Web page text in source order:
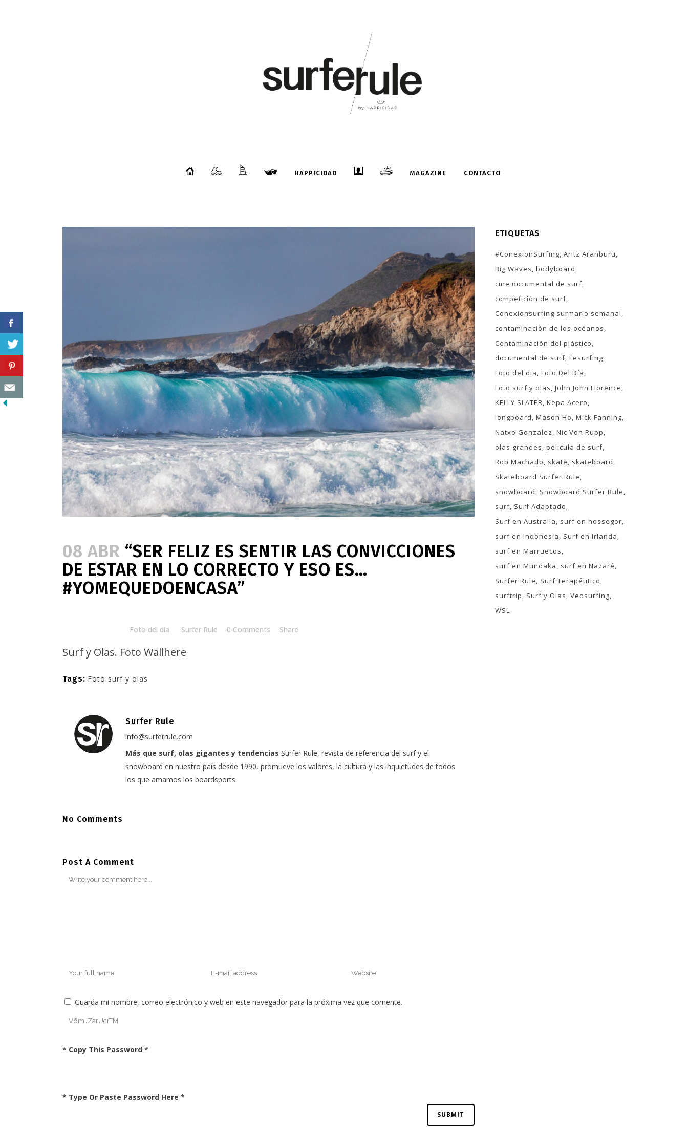
HAPPICIDAD MAGAZINE CONTACTO
08 ABR “SER FELIZ ES SENTIR LAS CONVICCIONES
DE ESTAR EN LO CORRECTO Y ESO ES…
#YOMEQUEDOENCASA”
Foto del día Surfer Rule 0 Comments Share
Surf y Olas. Foto Wallhere
Tags: Foto surf y olas
Surfer Rule
info@surferrule.com
Más que surf, olas gigantes y tendencias Surfer Rule, revista de referencia del surf y el
snowboard en nuestro país desde 1990, promueve los valores, la cultura y las inquietudes de todos
los que amamos los boardsports.
No Comments
Post A Comment
Guarda mi nombre, correo electrónico y web en este navegador para la próxima vez que comente.
* Copy This Password *
* Type Or Paste Password Here *
ETIQUETAS
#ConexionSurfing Aritz Aranburu
Big Waves bodyboard
cine documental de surf
competición de surf
Conexionsurfing surmario semanal
contaminación de los océanos
Contaminación del plástico
documental de surf Fesurfing
Foto del dia Foto Del Día
Foto surf y olas John John Florence
KELLY SLATER Kepa Acero
longboard Mason Ho Mick Fanning
Natxo Gonzalez Nic Von Rupp
olas grandes pelicula de surf
Rob Machado
skate
skateboard
Skateboard Surfer Rule
snowboard
Snowboard Surfer Rule
surf Surf Adaptado
Surf en Australia
surf en hossegor
surf en Indonesia
Surf en Irlanda
surf en Marruecos
surf en Mundaka
surf en Nazaré
Surfer Rule
Surf Terapéutico
surftrip
Surf y Olas Veosurfing
WSL